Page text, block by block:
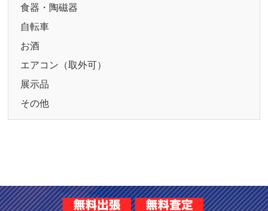
食器・陶磁器
自転車
お酒
エアコン（取外可）
展示品
その他